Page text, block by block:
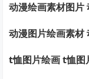
动漫绘画素材图片
动漫图片绘画素材
t恤图片绘画 t恤图